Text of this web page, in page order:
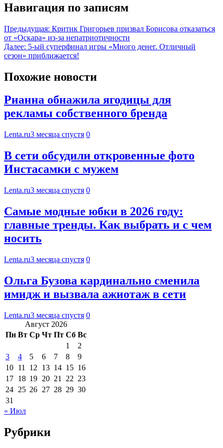
Навигация по записям
Предыдущая: Критик Григорьев призвал Борисова отказаться
от «Оскара» из-за непатриотичности
Далее: 5-ый суперфинал игры «Много денег. Отличный
сезон» приближается!
Похожие новости
Рианна обнажила ягодицы для
рекламы собственного бренда
Lenta.ru3 месяца спустя 0
В сети обсудили откровенные фото
Инстасамки с мужем
Lenta.ru3 месяца спустя 0
Самые модные юбки в 2026 году:
главные тренды. Как выбрать и с чем
носить
Lenta.ru3 месяца спустя 0
Ольга Бузова кардинально сменила
имидж и вызвала ажиотаж в сети
Lenta.ru3 месяца спустя 0
Август 2026
Пн Вт Ср Чт Пт Сб Вс
1
2
3
4 5 6 7 8
9
10 11 12 13 14 15 16
17 18 19 20 21 22 23
24 25 26 27 28 29 30
31
« Июл
Рубрики